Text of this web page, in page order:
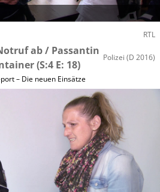
RTL
ab / Passantin
(S:4 E: 18)
Polizei (D 2016)
– Die neuen Einsätze